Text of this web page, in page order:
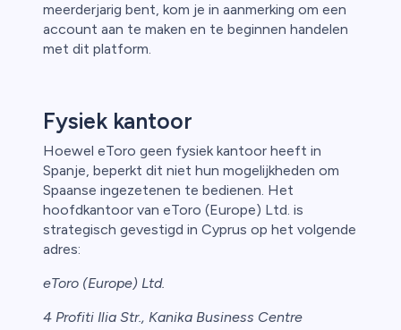
meerderjarig bent, kom je in aanmerking om een
account aan te maken en te beginnen handelen
met dit platform.
Fysiek kantoor
Hoewel eToro geen fysiek kantoor heeft in
Spanje, beperkt dit niet hun mogelijkheden om
Spaanse ingezetenen te bedienen. Het
hoofdkantoor van eToro (Europe) Ltd. is
strategisch gevestigd in Cyprus op het volgende
adres:
eToro (Europe) Ltd.
4 Profiti Ilia Str., Kanika Business Centre